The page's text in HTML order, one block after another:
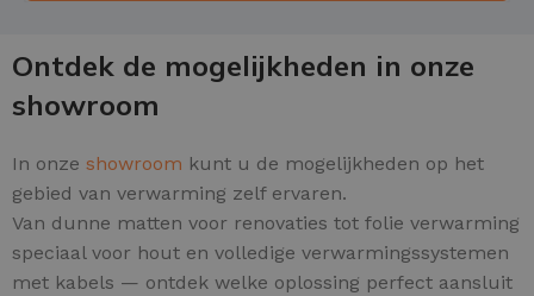
Ontdek de mogelijkheden in onze
showroom
In onze showroom kunt u de mogelijkheden op het
gebied van verwarming zelf ervaren.
Van dunne matten voor renovaties tot folie verwarming
speciaal voor hout en volledige verwarmingssystemen
met kabels — ontdek welke oplossing perfect aansluit